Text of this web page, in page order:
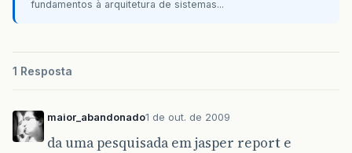
fundamentos à arquitetura de sistemas...
1 Resposta
maior_abandonado1 de out. de 2009
da uma pesquisada em jasper report e